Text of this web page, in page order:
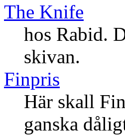
The Knife
hos Rabid.
skivan.
Finpris
Här skall
ganska